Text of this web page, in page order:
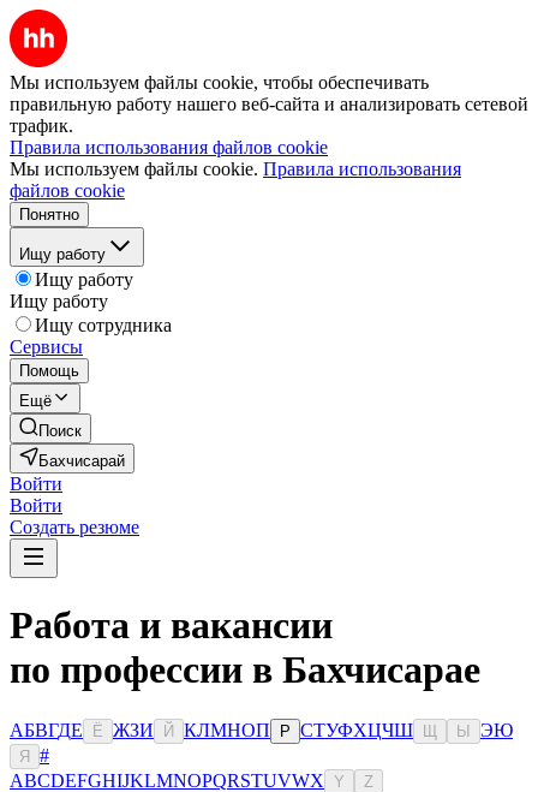
Мы используем файлы cookie, чтобы обеспечивать
правильную работу нашего веб-сайта и анализировать сетевой
трафик.
Правила использования файлов cookie
Мы используем файлы cookie. Правила использования
файлов cookie
Понятно
Ищу работу
Ищу работу
Ищу работу
Ищу сотрудника
Сервисы
Помощь
Ещё
Поиск
Бахчисарай
Войти
Войти
Создать резюме
Работа и вакансии
по профессии в Бахчисарае
АБВГДЕ Ё ЖЗИ Й КЛМНОП Р СТУФХЦЧШ Ы ЭЮ
Я
#
ABCDEFGHIJKLMNOPQRSTUVWX Y Z